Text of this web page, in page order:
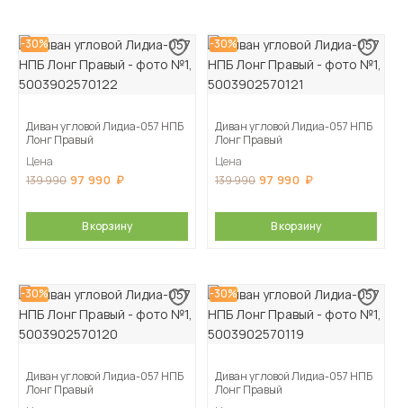
-30%
Диван угловой Лидиа-057 НПБ
Лонг Правый
Цена
139 990 97 990
В корзину
-30%
Диван угловой Лидиа-057 НПБ
Лонг Правый
Цена
139 990 97 990
В корзину
-30%
Диван угловой Лидиа-057 НПБ
Лонг Правый
-30%
Диван угловой Лидиа-057 НПБ
Лонг Правый